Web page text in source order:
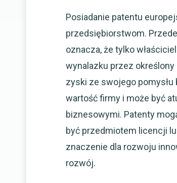
Posiadanie patentu
przedsiębiorstwom.
oznacza, że tylko
wynalazku przez
zyski ze swojego
wartość firmy i może być
biznesowymi. Patenty
być przedmiotem licencji
znaczenie dla rozwoju
rozwój.